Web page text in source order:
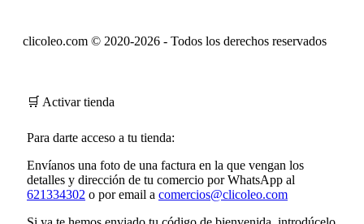
clicoleo.com © 2020-2026 - Todos los derechos reservados
🛒 Activar tienda
Para darte acceso a tu tienda:
Envíanos una foto de una factura en la que vengan los
detalles y dirección de tu comercio por WhatsApp al
621334302 o por email a comercios@clicoleo.com